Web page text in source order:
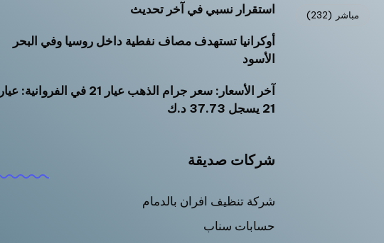
مباشر (232)
استقرار نسبي في آخر تحديث
أوكرانيا تستهدف مصاف نفطية داخل روسيا وفي البحر
الأسود
آخر الأسعار: سعر جرام الذهب عيار 21 في الفروانية: عيار
21 يسجل 37.73 د.ك
شركات صديقة
شركة تنظيف افران بالدمام
حسابات سناب